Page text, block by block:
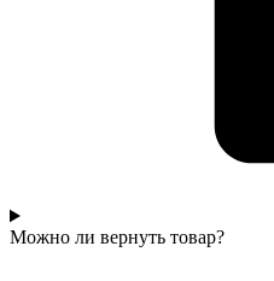
Можно ли вернуть товар?